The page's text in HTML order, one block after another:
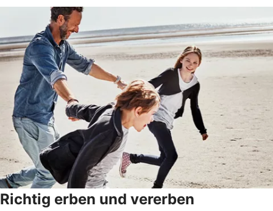
Richtig erben und vererben